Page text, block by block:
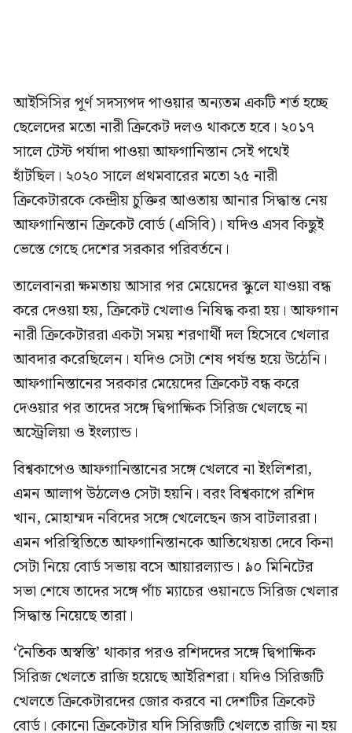
আইসিসির পূর্ণ সদস্যপদ পাওয়ার অন্যতম একটি শর্ত হচ্ছে
ছেলেদের মতো নারী ক্রিকেট দলও থাকতে হবে। ২০১৭
সালে টেস্ট পর্যাদা পাওয়া আফগানিস্তান সেই পথেই
হাঁটছিল। ২০২০ সালে প্রথমবারের মতো ২৫ নারী
ক্রিকেটারকে কেন্দ্রীয় চুক্তির আওতায় আনার সিদ্ধান্ত নেয়
আফগানিস্তান ক্রিকেট বোর্ড (এসিবি)। যদিও এসব কিছুই
ভেস্তে গেছে দেশের সরকার পরিবর্তনে।
তালেবানরা ক্ষমতায় আসার পর মেয়েদের স্কুলে যাওয়া বন্ধ
করে দেওয়া হয়, ক্রিকেট খেলাও নিষিদ্ধ করা হয়। আফগান
নারী ক্রিকেটাররা একটা সময় শরণার্থী দল হিসেবে খেলার
আবদার করেছিলেন। যদিও সেটা শেষ পর্যন্ত হয়ে উঠেনি।
আফগানিস্তানের সরকার মেয়েদের ক্রিকেট বন্ধ করে
দেওয়ার পর তাদের সঙ্গে দ্বিপাক্ষিক সিরিজ খেলছে না
অস্ট্রেলিয়া ও ইংল্যান্ড।
বিশ্বকাপেও আফগানিস্তানের সঙ্গে খেলবে না ইংলিশরা,
এমন আলাপ উঠলেও সেটা হয়নি। বরং বিশ্বকাপে রশিদ
খান, মোহাম্মদ নবিদের সঙ্গে খেলেছেন জস বাটলাররা।
এমন পরিস্থিতিতে আফগানিস্তানকে আতিথেয়তা দেবে কিনা
সেটা নিয়ে বোর্ড সভায় বসে আয়ারল্যান্ড। ৯০ মিনিটের
সভা শেষে তাদের সঙ্গে পাঁচ ম্যাচের ওয়ানডে সিরিজ খেলার
সিদ্ধান্ত নিয়েছে তারা।
‘নৈতিক অস্বস্তি’ থাকার পরও রশিদদের সঙ্গে দ্বিপাক্ষিক
সিরিজ খেলতে রাজি হয়েছে আইরিশরা। যদিও সিরিজটি
খেলতে ক্রিকেটারদের জোর করবে না দেশটির ক্রিকেট
বোর্ড। কোনো ক্রিকেটার যদি সিরিজটি খেলতে রাজি না হয়